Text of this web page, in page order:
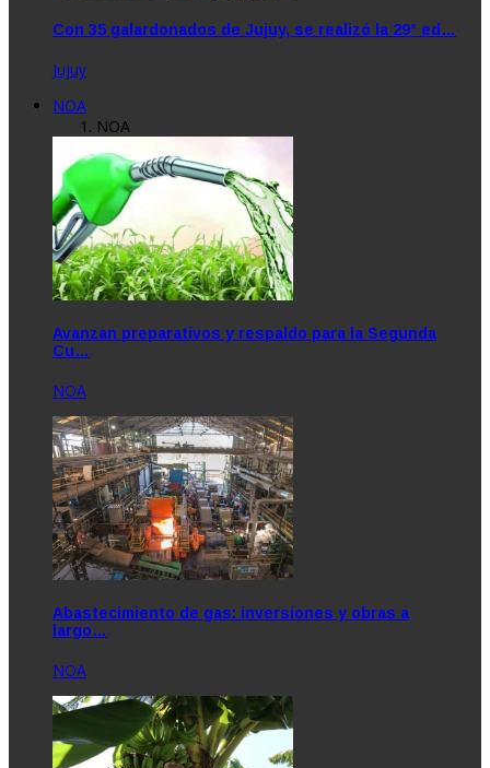
Con 35 galardonados de Jujuy, se realizó la 29° ed…
Jujuy
NOA
NOA
Avanzan preparativos y respaldo para la Segunda
Cu…
NOA
Abastecimiento de gas: inversiones y obras a
largo…
NOA